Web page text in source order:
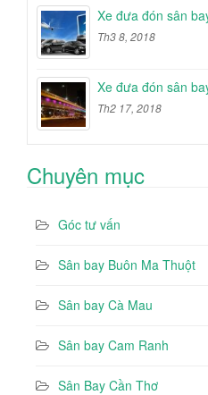
Xe đưa đón sân
Th3 8, 2018
Xe đưa đón sân
Th2 17, 2018
Chuyên mục
Góc tư vấn
Sân bay Buôn Ma Thuột
Sân bay Cà Mau
Sân bay Cam Ranh
Sân Bay Cần Thơ